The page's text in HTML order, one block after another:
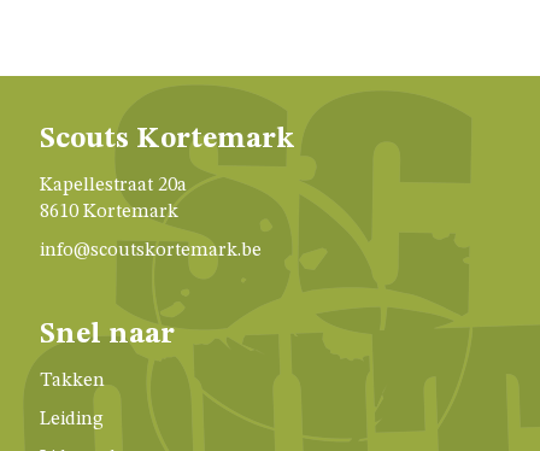
KORTEMARK
VOORWAARDEN
Scouts Kortemark
Kapellestraat 20a
8610 Kortemark
info@scoutskortemark.be
Snel naar
Takken
Leiding